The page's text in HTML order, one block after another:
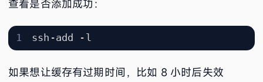
查看是否添加成功：
如果想让缓存有过期时间，比如 8 小时后失效